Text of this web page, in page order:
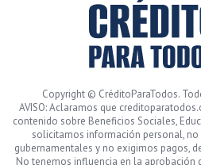
Copyright © CréditoParaTodos.
AVISO: Aclaramos que
contenido sobre Beneficios Sociales,
solicitamos información personal,
gubernamentales y no exigimos pagos,
No tenemos influencia en la aprobación